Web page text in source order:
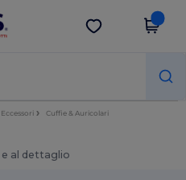
Scarica app
Cuffie & Auricolari
al dettaglio